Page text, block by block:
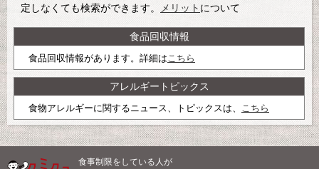
定しなくても検索ができます。
メリット について
食品回収情報
食品回収情報があります。詳細はこちら
アレルギートピックス
食物アレルギーに関するニュース、トピックスは、 こちら
食事制限をしている人が